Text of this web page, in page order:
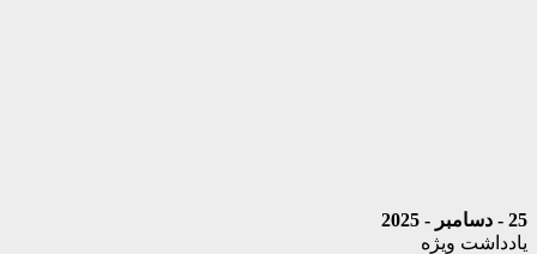
25 - دسامبر - 2025
یادداشت ویژه